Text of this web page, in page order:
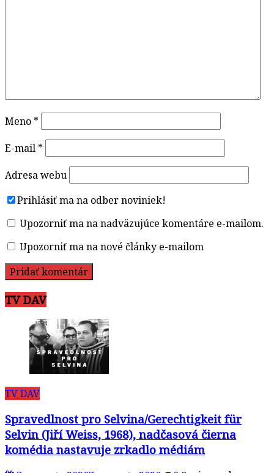
Meno *
E-mail *
Adresa webu
Prihlásiť ma na odber noviniek!
Upozorniť ma na nadväzujúce komentáre e-mailom.
Upozorniť ma na nové články e-mailom
TV DAV
TV DAV
Spravedlnost pro Selvina/Gerechtigkeit für
Selvin (Jiří Weiss, 1968), nadčasová čierna
komédia nastavuje zrkadlo médiám